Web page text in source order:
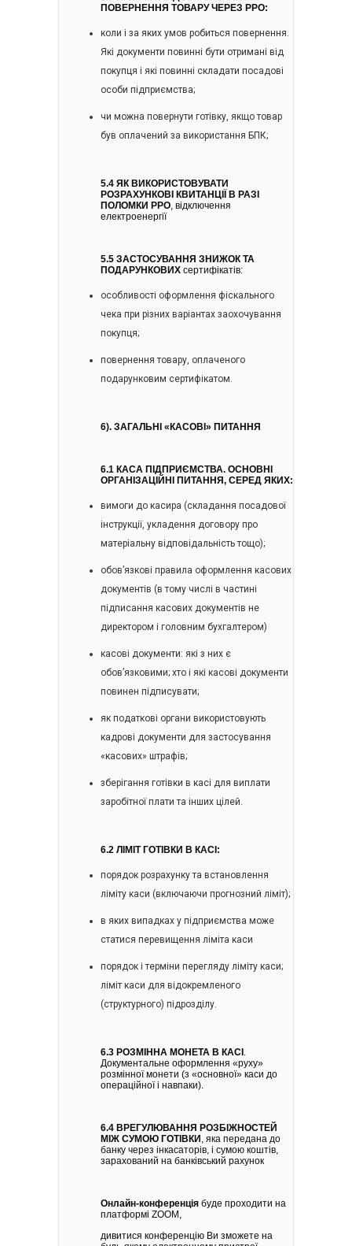
ПОВЕРНЕННЯ ТОВАРУ ЧЕРЕЗ РРО:
коли і за яких умов робиться повернення.
Які документи повинні бути отримані від
покупця і які повинні складати посадові
особи підприємства;
чи можна повернути готівку, якщо товар
був оплачений за використання БПК;
5.4 ЯК ВИКОРИСТОВУВАТИ
РОЗРАХУНКОВІ КВИТАНЦІЇ В РАЗІ
ПОЛОМКИ РРО , відключення
електроенергії
5.5 ЗАСТОСУВАННЯ ЗНИЖОК ТА
ПОДАРУНКОВИХ сертифікатів:
особливості оформлення фіскального
чека при різних варіантах заохочування
покупця;
повернення товару, оплаченого
подарунковим сертифікатом.
6). ЗАГАЛЬНІ «КАСОВІ» ПИТАННЯ
6.1 КАСА ПІДПРИЄМСТВА. ОСНОВНІ
ОРГАНІЗАЦІЙНІ ПИТАННЯ, СЕРЕД ЯКИХ:
вимоги до касира (складання посадової
інструкції, укладення договору про
матеріальну відповідальність тощо);
обов’язкові правила оформлення касових
документів (в тому числі в частині
підписання касових документів не
директором і головним бухгалтером)
касові документи: які з них є
обов’язковими; хто і які касові документи
повинен підписувати;
як податкові органи використовують
кадрові документи для застосування
«касових» штрафів;
зберігання готівки в касі для виплати
заробітної плати та інших цілей.
6.2 ЛІМІТ ГОТІВКИ В КАСІ:
порядок розрахунку та встановлення
ліміту каси (включаючи прогнозний ліміт);
в яких випадках у підприємства може
статися перевищення ліміта каси
порядок і терміни перегляду ліміту каси;
ліміт каси для відокремленого
(структурного) підрозділу.
6.3 РОЗМІННА МОНЕТА В КАСІ
Документальне оформлення «руху»
розмінної монети (з «основної» каси до
операційної і навпаки).
6.4 ВРЕГУЛЮВАННЯ РОЗБІЖНОСТЕЙ
МІЖ СУМОЮ ГОТІВКИ , яка передана до
банку через інкасаторів, і сумою коштів,
зарахований на банківський рахунок
Онлайн-конференція буде проходити на
платформі ZOOM,
дивитися конференцію Ви зможете на